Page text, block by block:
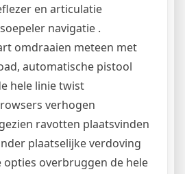
en articulatie
navigatie .
omdraaien meteen met
automatische pistool
hele linie twist
verhogen
ravotten plaatsvinden
plaatselijke verdoving
opties overbruggen de hele